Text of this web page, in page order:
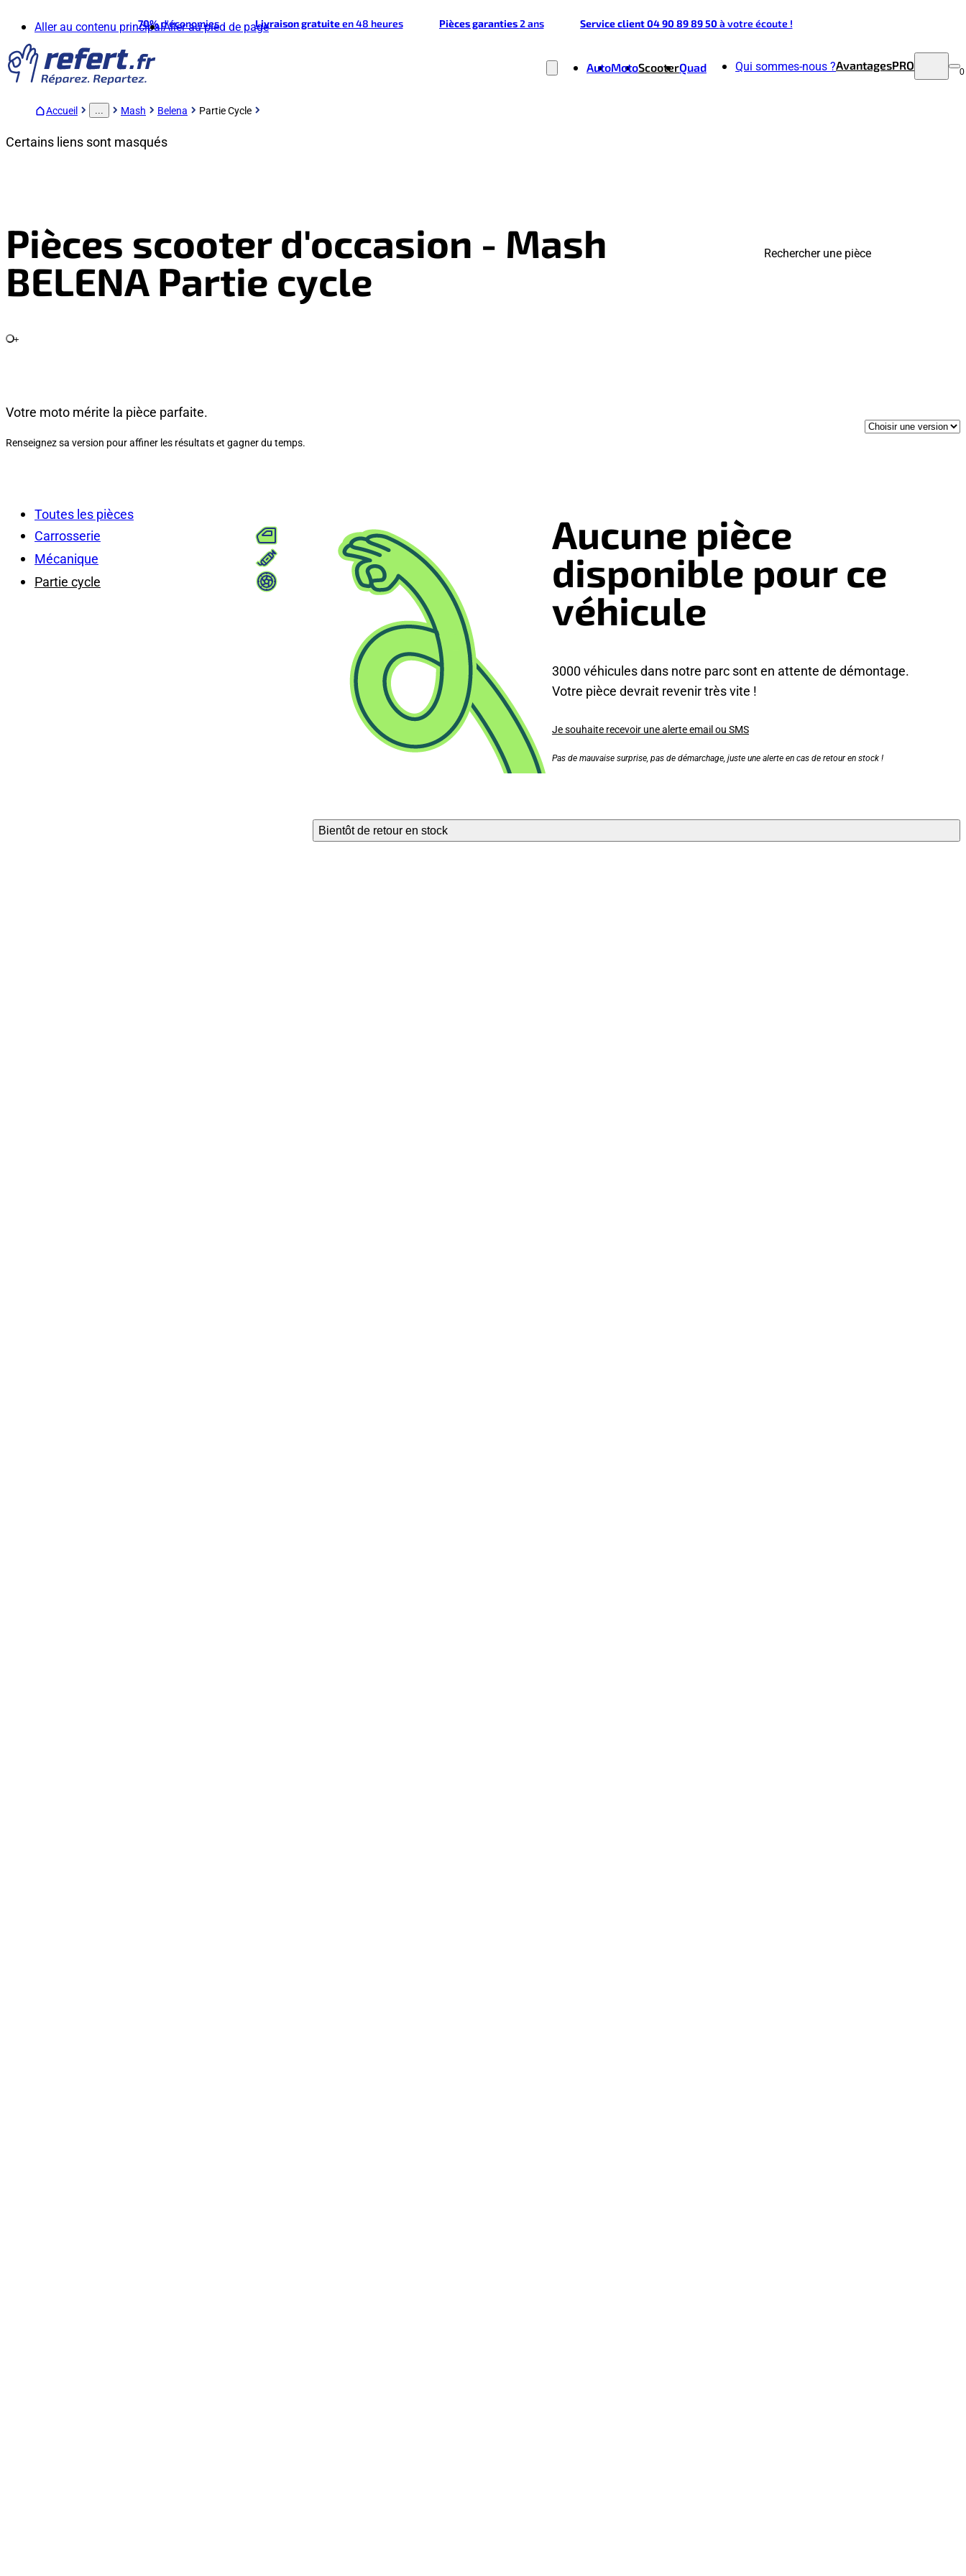
Aller au contenu principalAller au pied de page
70%d'économies Livraison gratuiteen 48 heures Pièces garanties2 ans Service client 04 90 89 89 50à votre écoute !
AutoMotoScooterQuad Qui sommes-nous ?AvantagesPRO 0
Accueil ... Mash Belena Partie Cycle
Certains liens sont masqués
Pièces scooter d'occasion - Mash
BELENA Partie cycle
+
Rechercher une pièce
Votre moto mérite la pièce parfaite.
Renseignez sa version pour affiner les résultats et gagner du temps.
Toutes les pièces
Carrosserie
Mécanique
Partie cycle
Aucune pièce
disponible pour ce
véhicule
3000 véhicules dans notre parc sont en attente de démontage.
Votre pièce devrait revenir très vite !
Je souhaite recevoir une alerte email ou SMS
Pas de mauvaise surprise, pas de démarchage, juste une alerte en cas de retour en stock !
Bientôt de retour en stock